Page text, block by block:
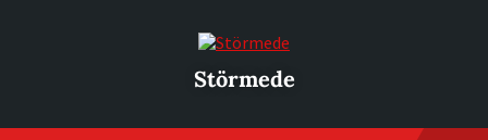
Störmede